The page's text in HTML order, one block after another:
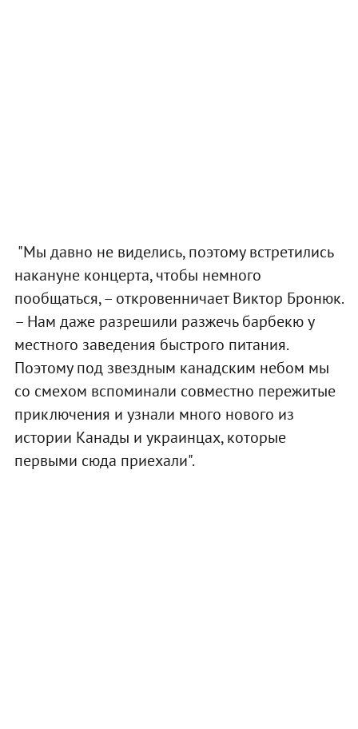
"Мы давно не виделись, поэтому встретились
накануне концерта, чтобы немного
пообщаться, – откровенничает Виктор Бронюк.
– Нам даже разрешили разжечь барбекю у
местного заведения быстрого питания.
Поэтому под звездным канадским небом мы
со смехом вспоминали совместно пережитые
приключения и узнали много нового из
истории Канады и украинцах, которые
первыми сюда приехали".